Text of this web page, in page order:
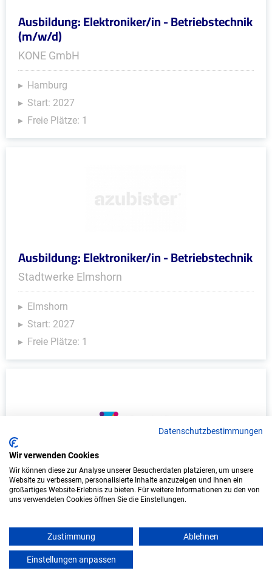
Ausbildung: Elektroniker/in - Betriebstechnik
(m/w/d)
KONE GmbH
Hamburg
Start: 2027
Freie Plätze: 1
Ausbildung: Elektroniker/in - Betriebstechnik
Stadtwerke Elmshorn
Elmshorn
Start: 2027
Freie Plätze: 1
Ausbildung: Kraftfahrzeugmechatroniker/in -
System- und Hochvolttechnik
Quickborn, Kreis Pinneberg
Start: 2027
Datenschutzbestimmungen
Wir verwenden Cookies
Wir können diese zur Analyse unserer Besucherdaten platzieren, um unsere
Website zu verbessern, personalisierte Inhalte anzuzeigen und Ihnen ein
großartiges Website-Erlebnis zu bieten. Für weitere Informationen zu den von
uns verwendeten Cookies öffnen Sie die Einstellungen.
Zustimmung Ablehnen
Einstellungen anpassen